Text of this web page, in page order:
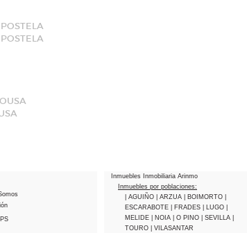
Inmuebles Inmobiliaria Arinmo
Inmuebles por poblaciones:
| AGUIÑO
| ARZUA | BOIMORTO
ESCARABOTE
| FRADES | LUGO
MELIDE
| NOIA | O PINO | SEVILLA
TOURO
| VILASANTAR